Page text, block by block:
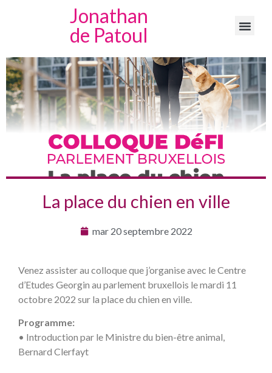
Jonathan
de Patoul
La place du chien en ville
mar 20 septembre 2022
Venez assister au colloque que j’organise avec le Centre
d’Etudes Georgin au parlement bruxellois le mardi 11
octobre 2022 sur la place du chien en ville.
Programme:
• Introduction par le Ministre du bien-être animal,
Bernard Clerfayt